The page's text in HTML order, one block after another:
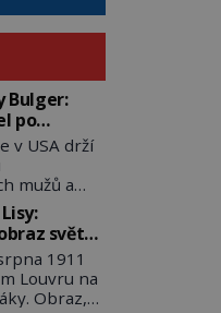
Bulger:
po
v USA drží
mužů a
na číslo
bin
To je
Bulger
ze
19
světa
1911
Louvru na
Obraz,